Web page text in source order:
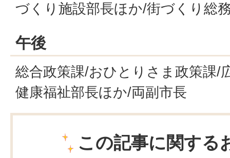
づくり施設部長ほか/街づくり総
午後
総合政策課/おひとりさま政策課/
健康福祉部長ほか/両副市長
この記事に関する